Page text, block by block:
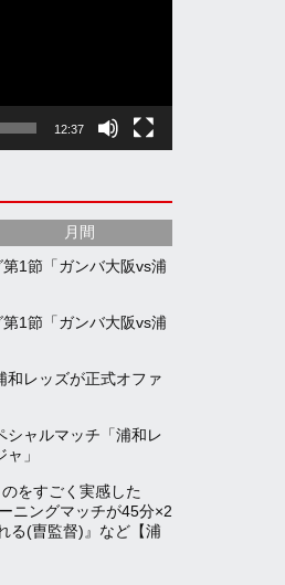
b
e
C
h
n
12:37
月間
第1節「ガンバ大阪vs浦
第1節「ガンバ大阪vs浦
和レッズが正式オファ
シャルマッチ「浦和レ
」
をすごく実感した
ニングマッチが45分×2
る(曺監督)』など【浦